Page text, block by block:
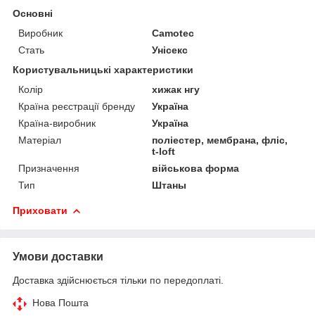
Основні
Виробник
Camotec
Стать
Унісекс
Користувальницькі характеристики
Колір
хижак нгу
Країна реєстрації бренду
Україна
Країна-виробник
Україна
Матеріал
поліестер, мембрана, фліс,
t-loft
Призначення
військова форма
Тип
Штаны
Приховати
Умови доставки
Доставка здійснюється тільки по передоплаті.
Нова Пошта